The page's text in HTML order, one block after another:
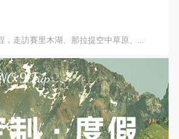
，走訪賽里木湖、那拉提空中草原、...